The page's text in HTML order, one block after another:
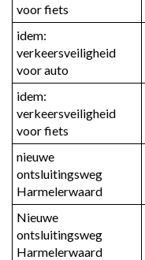
voor fiets
idem:
verkeersveiligheid
voor auto
idem:
verkeersveiligheid
voor fiets
nieuwe
ontsluitingsweg
Harmelerwaard
Nieuwe
ontsluitingsweg
Harmelerwaard